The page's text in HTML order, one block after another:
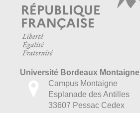
Université Bordeaux Montaigne
Campus Montaigne
Esplanade des Antilles
33607 Pessac Cedex